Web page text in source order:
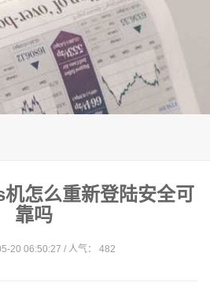
怎么重新登陆安全可
靠吗
20 06:50:27 / 人气： 482